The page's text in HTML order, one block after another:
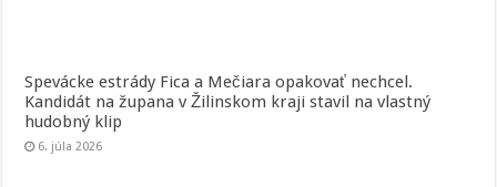
Spevácke estrády Fica a Mečiara opakovať nechcel.
Kandidát na župana v Žilinskom kraji stavil na vlastný
hudobný klip
6. júla 2026